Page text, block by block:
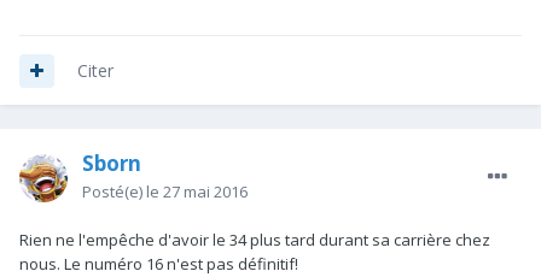
Citer
Sborn
Posté(e) le 27 mai 2016
Rien ne l'empêche d'avoir le 34 plus tard durant sa carrière chez
nous. Le numéro 16 n'est pas définitif!